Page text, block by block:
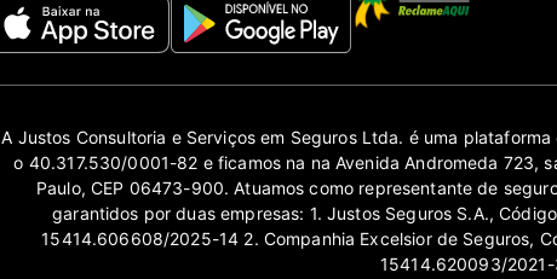
A Justos Consultoria e Serviços em Seguros Ltda. é uma
o 40.317.530/0001-82 e ficamos na na Avenida Andromeda 723,
Paulo, CEP 06473-900. Atuamos como representante de
garantidos por duas empresas: 1. Justos Seguros S.A.,
15414.606608/2025-14 2. Companhia Excelsior de Seguros,
15414.620093/2021-